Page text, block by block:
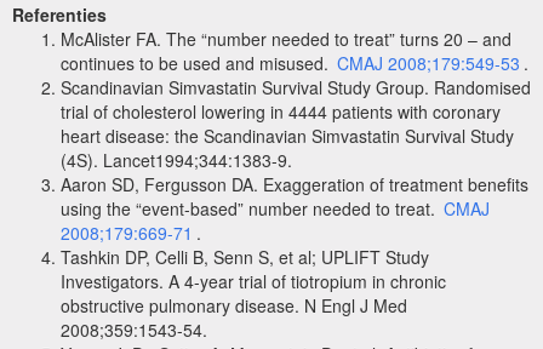
Referenties
McAlister FA. The “number needed to treat” turns 20 – and
continues to be used and misused. CMAJ 2008;179:549-53 .
Scandinavian Simvastatin Survival Study Group. Randomised
trial of cholesterol lowering in 4444 patients with coronary
heart disease: the Scandinavian Simvastatin Survival Study
(4S). Lancet1994;344:1383-9.
Aaron SD, Fergusson DA. Exaggeration of treatment benefits
using the “event-based” number needed to treat. CMAJ
2008;179:669-71 .
Tashkin DP, Celli B, Senn S, et al; UPLIFT Study
Investigators. A 4-year trial of tiotropium in chronic
obstructive pulmonary disease. N Engl J Med
2008;359:1543-54.